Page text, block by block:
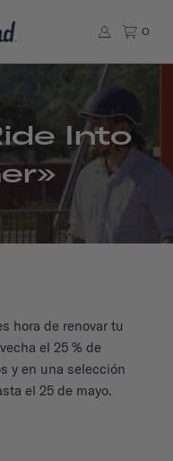
0
Into
hora de renovar tu
el 25 % de
y en una selección
el 25 de mayo.